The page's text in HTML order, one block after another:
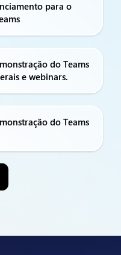
para o
do Teams
e webinars.
do Teams